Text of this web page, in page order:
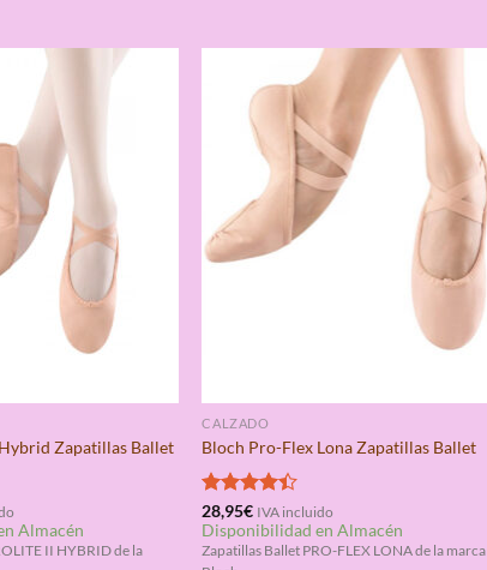
Zapatillas Ballet
Almacén
II HYBRID de la
CALZADO
Bloch Pro-Flex Lona Zapatillas Ballet
Valorado
con4.33
de 5
28,95€ IVA incluido
Disponibilidad en Almacén
Zapatillas Ballet PRO-FLEX LONA de la marca